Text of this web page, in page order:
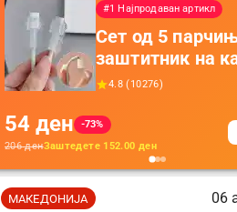
#1 Најпродаван артикл
Сет од 5
заштитник на
прекривка за
додатоци за
кабли, без
мобилни
комплет за
4.8 (10276)
54 ден
-73%
206денЗаштедете 152.00 ден
МАКЕДОНИЈА
06